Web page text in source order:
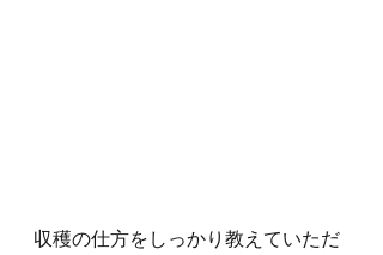
収穫の仕方をしっかり教えていただ